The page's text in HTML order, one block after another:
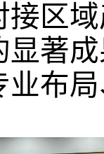
接区
显著
业布